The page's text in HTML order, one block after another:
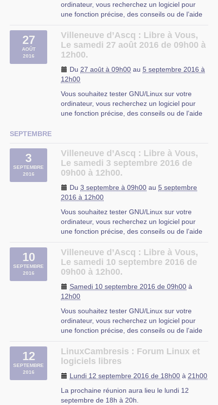
ordinateur, vous recherchez un logiciel pour
une fonction précise, des conseils ou de l’aide
Libre à Vous est une permanence destinée à
vous faciliter l’utilisation de l’informatique. Vous
repartirez avec « le plein » de (…)
OMJC
27
AOÛT
2016
Villeneuve d’Ascq : Libre à Vous,
Le samedi 27 août 2016 de 09h00 à
12h00.
Du 27 août à 09h00 au 5 septembre 2016 à
12h00
Vous souhaitez tester GNU/Linux sur votre
ordinateur, vous recherchez un logiciel pour
une fonction précise, des conseils ou de l’aide
repartirez avec « le plein » de (…)
OMJC
SEPTEMBRE
3
SEPTEMBRE
2016
Villeneuve d’Ascq : Libre à Vous,
Le samedi 3 septembre 2016 de
09h00 à 12h00.
Du 3 septembre à 09h00 au 5 septembre
2016 à 12h00
Vous souhaitez tester GNU/Linux sur votre
ordinateur, vous recherchez un logiciel pour
une fonction précise, des conseils ou de l’aide
Libre à Vous est une permanence destinée à
vous faciliter l’utilisation de l’informatique. Vous
repartirez avec « le plein » de (…)
OMJC
10
SEPTEMBRE
2016
Villeneuve d’Ascq : Libre à Vous,
Le samedi 10 septembre 2016 de
09h00 à 12h00.
Samedi 10 septembre 2016 de 09h00 à
12h00
Vous souhaitez tester GNU/Linux sur votre
ordinateur, vous recherchez un logiciel pour
une fonction précise, des conseils ou de l’aide
Libre à Vous est une permanence destinée à
vous faciliter l’utilisation de l’informatique. Vous
12
SEPTEMBRE
2016
LinuxCambresis : Forum Linux et
logiciels libres
Lundi 12 septembre 2016 de 18h00 à 21h00
La prochaine réunion aura lieu le lundi 12
septembre de 18h à 20h.